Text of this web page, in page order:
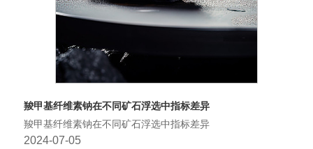
羧甲基纤维素钠在不同矿石浮选中指标差异
羧甲基纤维素钠在不同矿石浮选中指标差异
2024-07-05